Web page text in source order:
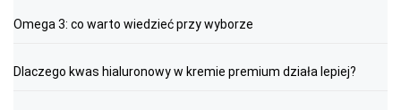
Omega 3: co warto wiedzieć przy wyborze
Dlaczego kwas hialuronowy w kremie premium działa lepiej?